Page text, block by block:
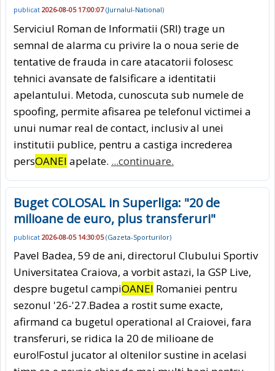
publicat 2026-08-05 17:00:07(Jurnalul-National)
Serviciul Roman de Informatii (SRI) trage un
semnal de alarma cu privire la o noua serie de
tentative de frauda in care atacatorii folosesc
tehnici avansate de falsificare a identitatii
apelantului. Metoda, cunoscuta sub numele de
spoofing, permite afisarea pe telefonul victimei a
unui numar real de contact, inclusiv al unei
institutii publice, pentru a castiga increderea
persOANEI apelate. ...continuare.
Buget COLOSAL in Superliga: "20 de
milioane de euro, plus transferuri"
publicat 2026-08-05 14:30:05(Gazeta-Sporturilor)
Pavel Badea, 59 de ani, directorul Clubului Sportiv
Universitatea Craiova, a vorbit astazi, la GSP Live,
despre bugetul campiOANEI Romaniei pentru
sezonul '26-'27.Badea a rostit sume exacte,
afirmand ca bugetul operational al Craiovei, fara
transferuri, se ridica la 20 de milioane de
euro!Fostul jucator al oltenilor sustine in acelasi